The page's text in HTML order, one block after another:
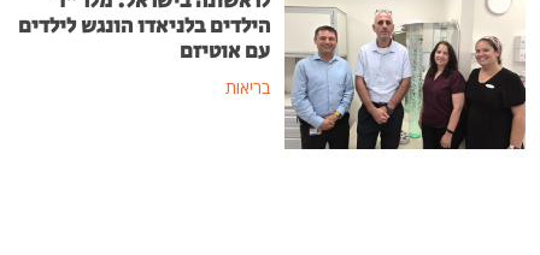
הילדים בלניאדו הונגש לילדים
עם אוטיזם
בריאות